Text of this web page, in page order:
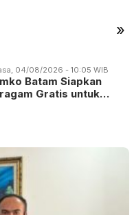
»
04/08/2026 - 10:05 WIB
Batam Siapkan
Gratis untuk…